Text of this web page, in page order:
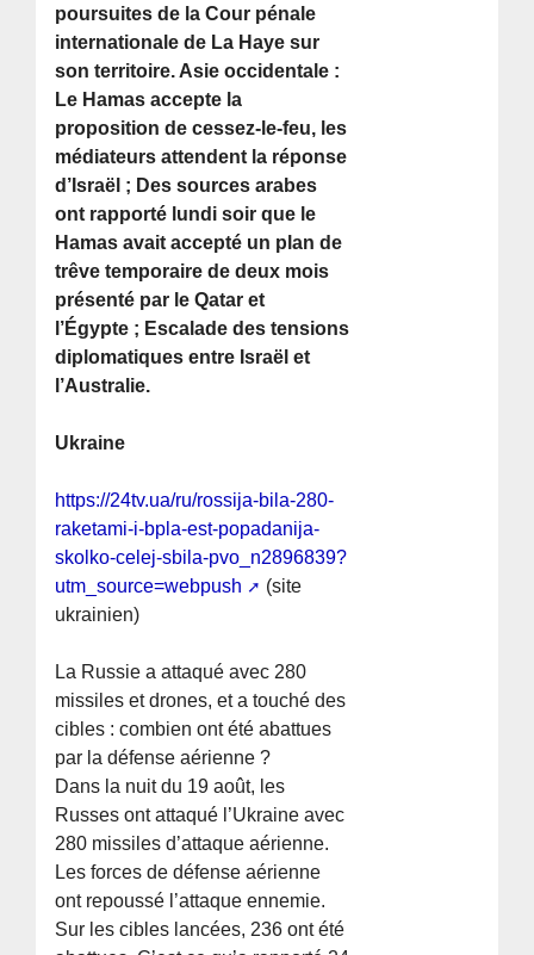
poursuites de la Cour pénale
internationale de La Haye sur
son territoire. Asie occidentale :
Le Hamas accepte la
proposition de cessez-le-feu, les
médiateurs attendent la réponse
d’Israël ; Des sources arabes
ont rapporté lundi soir que le
Hamas avait accepté un plan de
trêve temporaire de deux mois
présenté par le Qatar et
l’Égypte ; Escalade des tensions
diplomatiques entre Israël et
l’Australie.
Ukraine
https://24tv.ua/ru/rossija-bila-280-
raketami-i-bpla-est-popadanija-
skolko-celej-sbila-pvo_n2896839?
utm_source=webpush
(site
ukrainien)
La Russie a attaqué avec 280
missiles et drones, et a touché des
cibles : combien ont été abattues
par la défense aérienne ?
Dans la nuit du 19 août, les
Russes ont attaqué l’Ukraine avec
280 missiles d’attaque aérienne.
Les forces de défense aérienne
ont repoussé l’attaque ennemie.
Sur les cibles lancées, 236 ont été